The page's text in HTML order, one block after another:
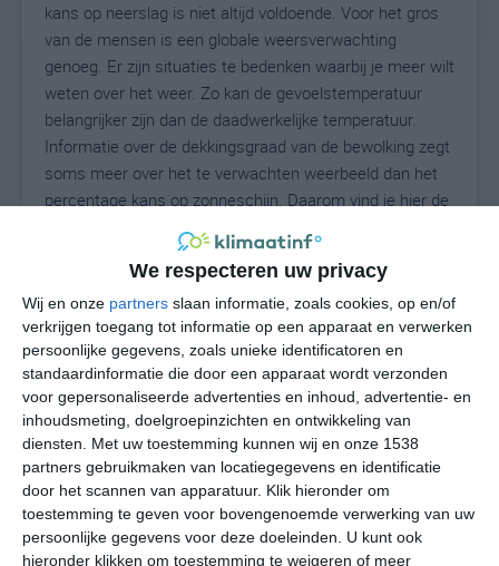
We respecteren uw privacy
Wij en onze partners slaan informatie, zoals cookies, op en/of
verkrijgen toegang tot informatie op een apparaat en verwerken
persoonlijke gegevens, zoals unieke identificatoren en
standaardinformatie die door een apparaat wordt verzonden
voor gepersonaliseerde advertenties en inhoud, advertentie- en
inhoudsmeting, doelgroepinzichten en ontwikkeling van
diensten.
Met uw toestemming kunnen wij en onze 1538
partners gebruikmaken van locatiegegevens en identificatie
door het scannen van apparatuur. Klik hieronder om
toestemming te geven voor bovengenoemde verwerking van uw
persoonlijke gegevens voor deze doeleinden. U kunt ook
hieronder klikken om toestemming te weigeren of meer
kans op neerslag is niet altijd voldoende. Voor het gros
van de mensen is een globale weersverwachting
genoeg. Er zijn situaties te bedenken waarbij je meer wilt
weten over het weer. Zo kan de gevoelstemperatuur
belangrijker zijn dan de daadwerkelijke temperatuur.
Informatie over de dekkingsgraad van de bewolking zegt
soms meer over het te verwachten weerbeeld dan het
percentage kans op zonneschijn. Daarom vind je hier de
uitgebreide weersvoorspelling voor Barceo.
26°C
za
34°
zo ma
31° 16°
di
34° 18°